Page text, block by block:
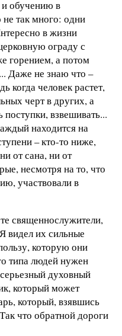
обучению в
так много: одни
в жизни
ограду с
горением, а потом
Даже не знаю что –
когда человек растет,
черт в других, а
взвешивать...
находится на
– кто-то ниже,
от сана, ни от
несмотря на то, что
участвовали в
священнослужители,
видел их сильные
которую они
типа людей нужен
духовный
который может
который, взявшись
что обратной дороги